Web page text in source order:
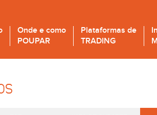
Onde e como
POUPAR
Plataformas de
TRADING